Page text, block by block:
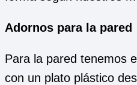
Adornos para la pared
Para la pared tenemos
con un plato plástico